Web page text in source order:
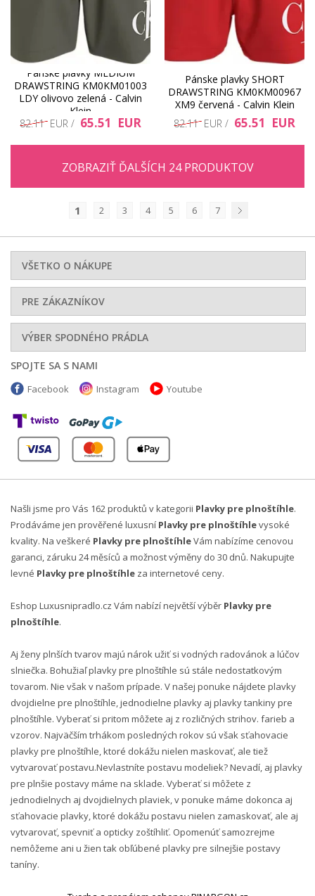
Pánske plavky MEDIUM
DRAWSTRING KM0KM01003
LDY olivovo zelená - Calvin
Klein
82.11 EUR / 65.51 EUR
Pánske plavky SHORT
DRAWSTRING KM0KM00967
XM9 červená - Calvin Klein
82.11 EUR / 65.51 EUR
ZOBRAZIŤ ĎALŠÍCH 24 PRODUKTOV
1 2 3 4 5 6
7
VŠETKO O NÁKUPE
PRE ZÁKAZNÍKOV
VÝBER SPODNÉHO PRÁDLA
SPOJTE SA S NAMI
Facebook Instagram Youtube
Našli jsme pro Vás 162 produktů v kategorii Plavky pre plnoštíhle.
Prodáváme jen prověřené luxusní Plavky pre plnoštíhlevysoké
kvality. Na veškeré Plavky pre plnoštíhleVám nabízíme cenovou
garanci, záruku 24 měsíců a možnost výměny do 30 dnů. Nakupujte
levné Plavky pre plnoštíhle za internetové ceny.
Eshop Luxusnipradlo.cz Vám nabízí největší výběr Plavky pre
plnoštíhle.
Aj ženy plnších tvarov majú nárok užiť si vodných radovánok a lúčov
slniečka. Bohužiaľ plavky pre plnoštíhle sú stále nedostatkovým
tovarom. Nie však v našom prípade. V našej ponuke nájdete plavky
dvojdielne pre plnoštíhle, jednodielne plavky aj plavky tankiny pre
plnoštíhle. Vyberať si pritom môžete aj z rozličných strihov. farieb a
vzorov. Najväčším trhákom posledných rokov sú však sťahovacie
plavky pre plnoštíhle, ktoré dokážu nielen maskovať, ale tiež
vytvarovať postavu.Nevlastníte postavu modeliek? Nevadí, aj plavky
pre plnšie postavy máme na sklade. Vyberať si môžete z
jednodielnych aj dvojdielnych plaviek, v ponuke máme dokonca aj
sťahovacie plavky, ktoré dokážu postavu nielen zamaskovať, ale aj
vytvarovať, spevniť a opticky zoštíhliť. Opomenúť samozrejme
nemôžeme ani u žien tak obľúbené plavky pre silnejšie postavy
taníny.